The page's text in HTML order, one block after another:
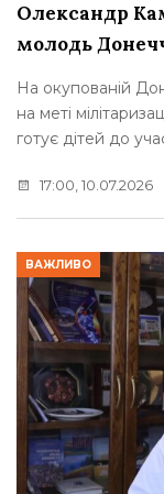
Олександр
молодь
На окупованій
на меті
готує дітей до
17:00, 10.07.2026
ВАЖЛИВО